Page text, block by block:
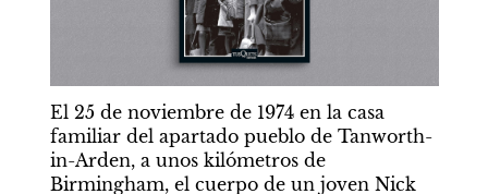
El 25 de noviembre de 1974 en la casa
familiar del apartado pueblo de Tanworth-
in-Arden, a unos kilómetros de
Birmingham, el cuerpo de un joven Nick